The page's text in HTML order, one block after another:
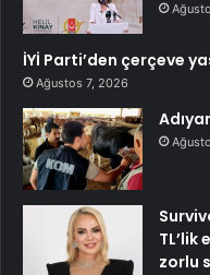
İYİ Parti’den çerçeve
Ağustos 7, 2026
TL’lik
zorlu